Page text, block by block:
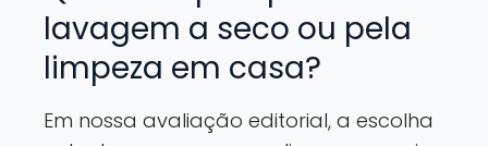
lavagem a seco ou pela
limpeza em casa?
Em nossa avaliação editorial, a escolha